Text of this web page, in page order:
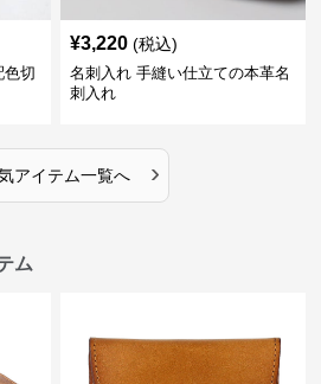
色切
¥3,220 (税込)
名刺入れ 手縫い仕立ての本革名
刺入れ
アイテム一覧へ ›
ム